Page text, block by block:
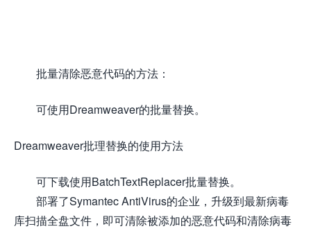
批量清除恶意代码的方法：
可使用Dreamweaver的批量替换。
Dreamweaver批理替换的使用方法
可下载使用BatchTextReplacer批量替换。
部署了Symantec AntiVirus的企业，升级到最新病毒
库扫描全盘文件，即可清除被添加的恶意代码和清除病毒